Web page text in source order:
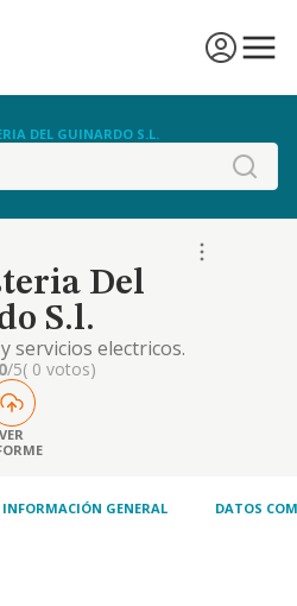
DEL GUINARDO S.L.
Del
S.l.
servicios electricos.
0/5( 0 votos)
VER
INFORMACIÓN GENERAL DATOS